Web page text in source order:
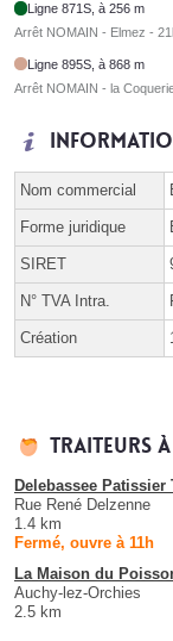
Ligne 871S, à 256 m
Arrêt NOMAIN - Elmez -
Ligne 895S, à 868 m
Arrêt NOMAIN - la
Nom commercial
Forme juridique
SIRET
N° TVA Intra.
Création
Traiteurs
Delebassee Patissier
Rue René Delzenne
1.4 km
Fermé, ouvre à 11h
La Maison du
Auchy-lez-Orchies
2.5 km